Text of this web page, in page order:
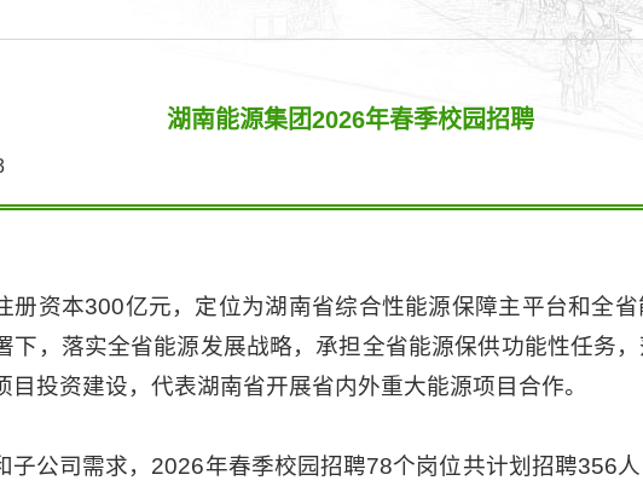
湖南能源集团2026年春季校园招聘
11:33
册资本300亿元，定位为湖南省综合性能源保障主平台和全
下，落实全省能源发展战略，承担全省能源保供功能性任务
目投资建设，代表湖南省开展省内外重大能源项目合作。
子公司需求，2026年春季校园招聘78个岗位共计划招聘356